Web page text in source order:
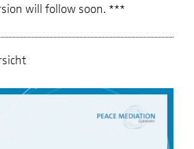
will follow soon. ***